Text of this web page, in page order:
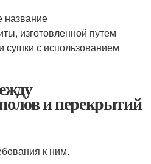
название
изготовленной путем
сушки с использованием
и перекрытий
к ним.